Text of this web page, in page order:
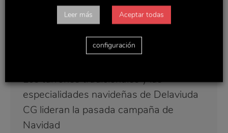
Los turrones tradicionales y las
especialidades navideñas de Delaviuda
CG lideran la pasada campaña de
Navidad
Leer más Aceptar todas
configuración